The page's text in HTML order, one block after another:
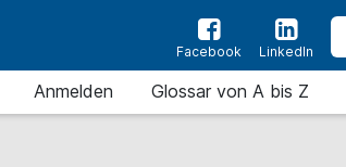
Facebook LinkedIn
Anmelden Glossar von A bis Z